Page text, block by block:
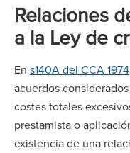
Relaciones
a la Ley de
En s140A del CCA 1974
acuerdos
costes totales
prestamista o
existencia de una